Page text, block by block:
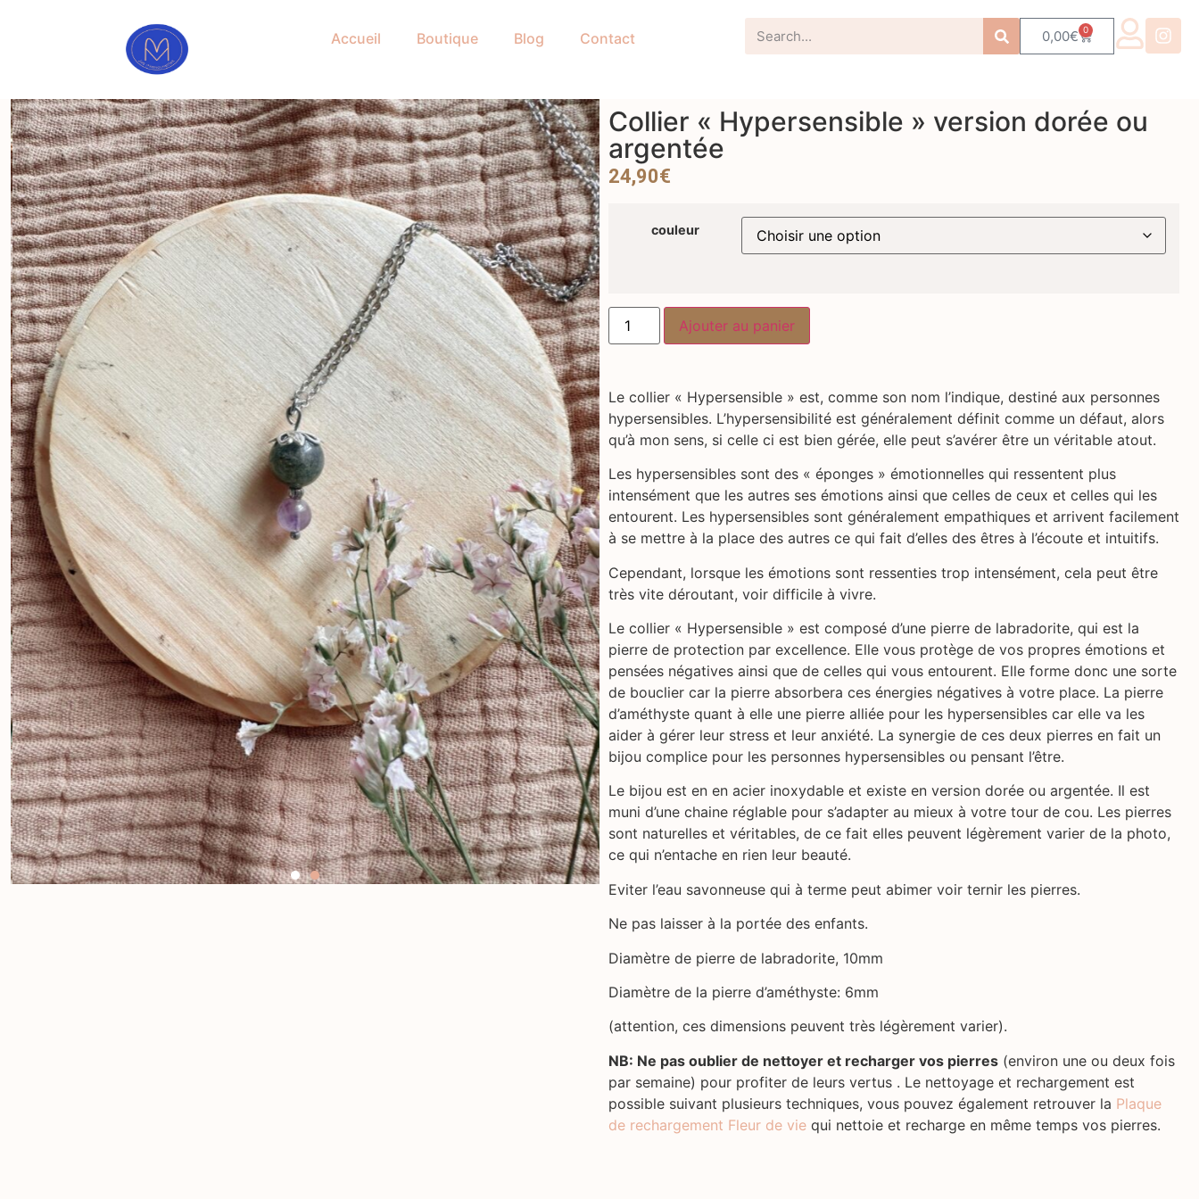
Accueil Boutique Blog Contact 0,00€ 0
Collier « Hypersensible » version dorée ou
argentée
24,90€
couleur
Ajouter au panier
Le collier « Hypersensible » est, comme son nom l’indique, destiné aux personnes
hypersensibles. L’hypersensibilité est généralement définit comme un défaut, alors
qu’à mon sens, si celle ci est bien gérée, elle peut s’avérer être un véritable atout.
Les hypersensibles sont des « éponges » émotionnelles qui ressentent plus
intensément que les autres ses émotions ainsi que celles de ceux et celles qui les
entourent. Les hypersensibles sont généralement empathiques et arrivent facilement
à se mettre à la place des autres ce qui fait d’elles des êtres à l’écoute et intuitifs.
Cependant, lorsque les émotions sont ressenties trop intensément, cela peut être
très vite déroutant, voir difficile à vivre.
Le collier « Hypersensible » est composé d’une pierre de labradorite, qui est la
pierre de protection par excellence. Elle vous protège de vos propres émotions et
pensées négatives ainsi que de celles qui vous entourent. Elle forme donc une sorte
de bouclier car la pierre absorbera ces énergies négatives à votre place. La pierre
d’améthyste quant à elle une pierre alliée pour les hypersensibles car elle va les
aider à gérer leur stress et leur anxiété. La synergie de ces deux pierres en fait un
bijou complice pour les personnes hypersensibles ou pensant l’être.
Le bijou est en en acier inoxydable et existe en version dorée ou argentée. Il est
muni d’une chaine réglable pour s’adapter au mieux à votre tour de cou. Les pierres
sont naturelles et véritables, de ce fait elles peuvent légèrement varier de la photo,
ce qui n’entache en rien leur beauté.
Eviter l’eau savonneuse qui à terme peut abimer voir ternir les pierres.
Ne pas laisser à la portée des enfants.
Diamètre de pierre de labradorite, 10mm
Diamètre de la pierre d’améthyste: 6mm
(attention, ces dimensions peuvent très légèrement varier).
NB: Ne pas oublier de nettoyer et recharger vos pierres (environ une ou deux fois
par semaine) pour profiter de leurs vertus . Le nettoyage et rechargement est
possible suivant plusieurs techniques, vous pouvez également retrouver la Plaque
de rechargement Fleur de vie qui nettoie et recharge en même temps vos pierres.